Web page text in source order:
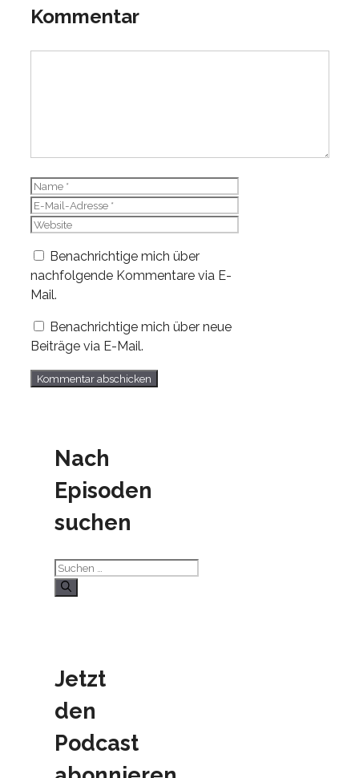
Kommentar
Name
E-
Mail-
Website
Benachrichtige mich über
nachfolgende Kommentare via E-
Mail.
Benachrichtige mich über neue
Beiträge via E-Mail.
Nach
Episoden
suchen
Suchen
nach:
Jetzt
den
Podcast